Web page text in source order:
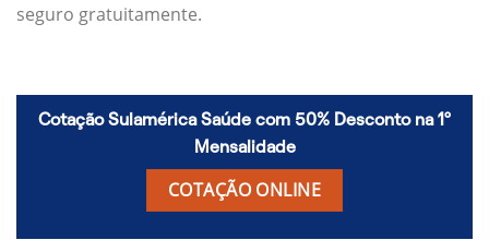
seguro gratuitamente.
Cotação Sulamérica Saúde com 50% Desconto na 1º
Mensalidade
COTAÇÃO ONLINE